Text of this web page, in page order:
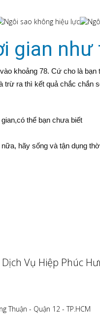
gian
khoảng 78. Cứ cho là
ra thì kết quả chắc chắn
hãy sống và tận dụng
Vụ Hiệp Phúc
Thuận - Quận 12 - TP.HCM